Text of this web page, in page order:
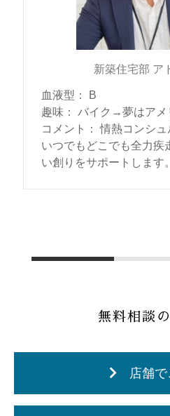
新築住宅部 ア
血液型 ：
B
趣味 ：
バイク→夢はアメ
コメント
： 情熱コンシュ
いつでもどこでも全力疾
い創りをサポートします。
無料相談
店舗